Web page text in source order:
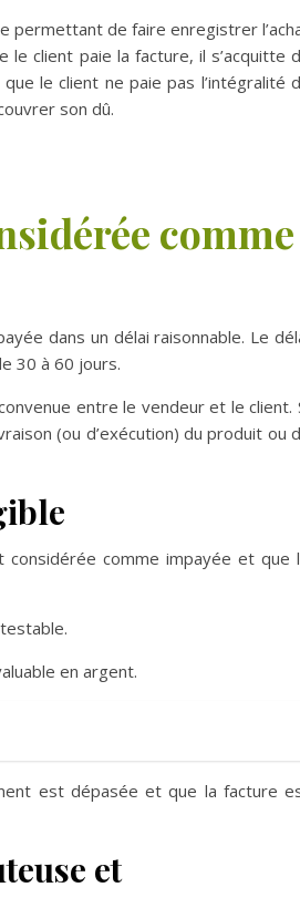
permettant de faire enregistrer
client paie la facture, il s’acquitte
le client ne paie pas l’intégralité
son dû.
comme
dans un délai raisonnable. Le
30 à 60 jours.
entre le vendeur et le client.
(ou d’exécution) du produit ou
comme impayée et que
en argent.
est dépasée et que la facture
et